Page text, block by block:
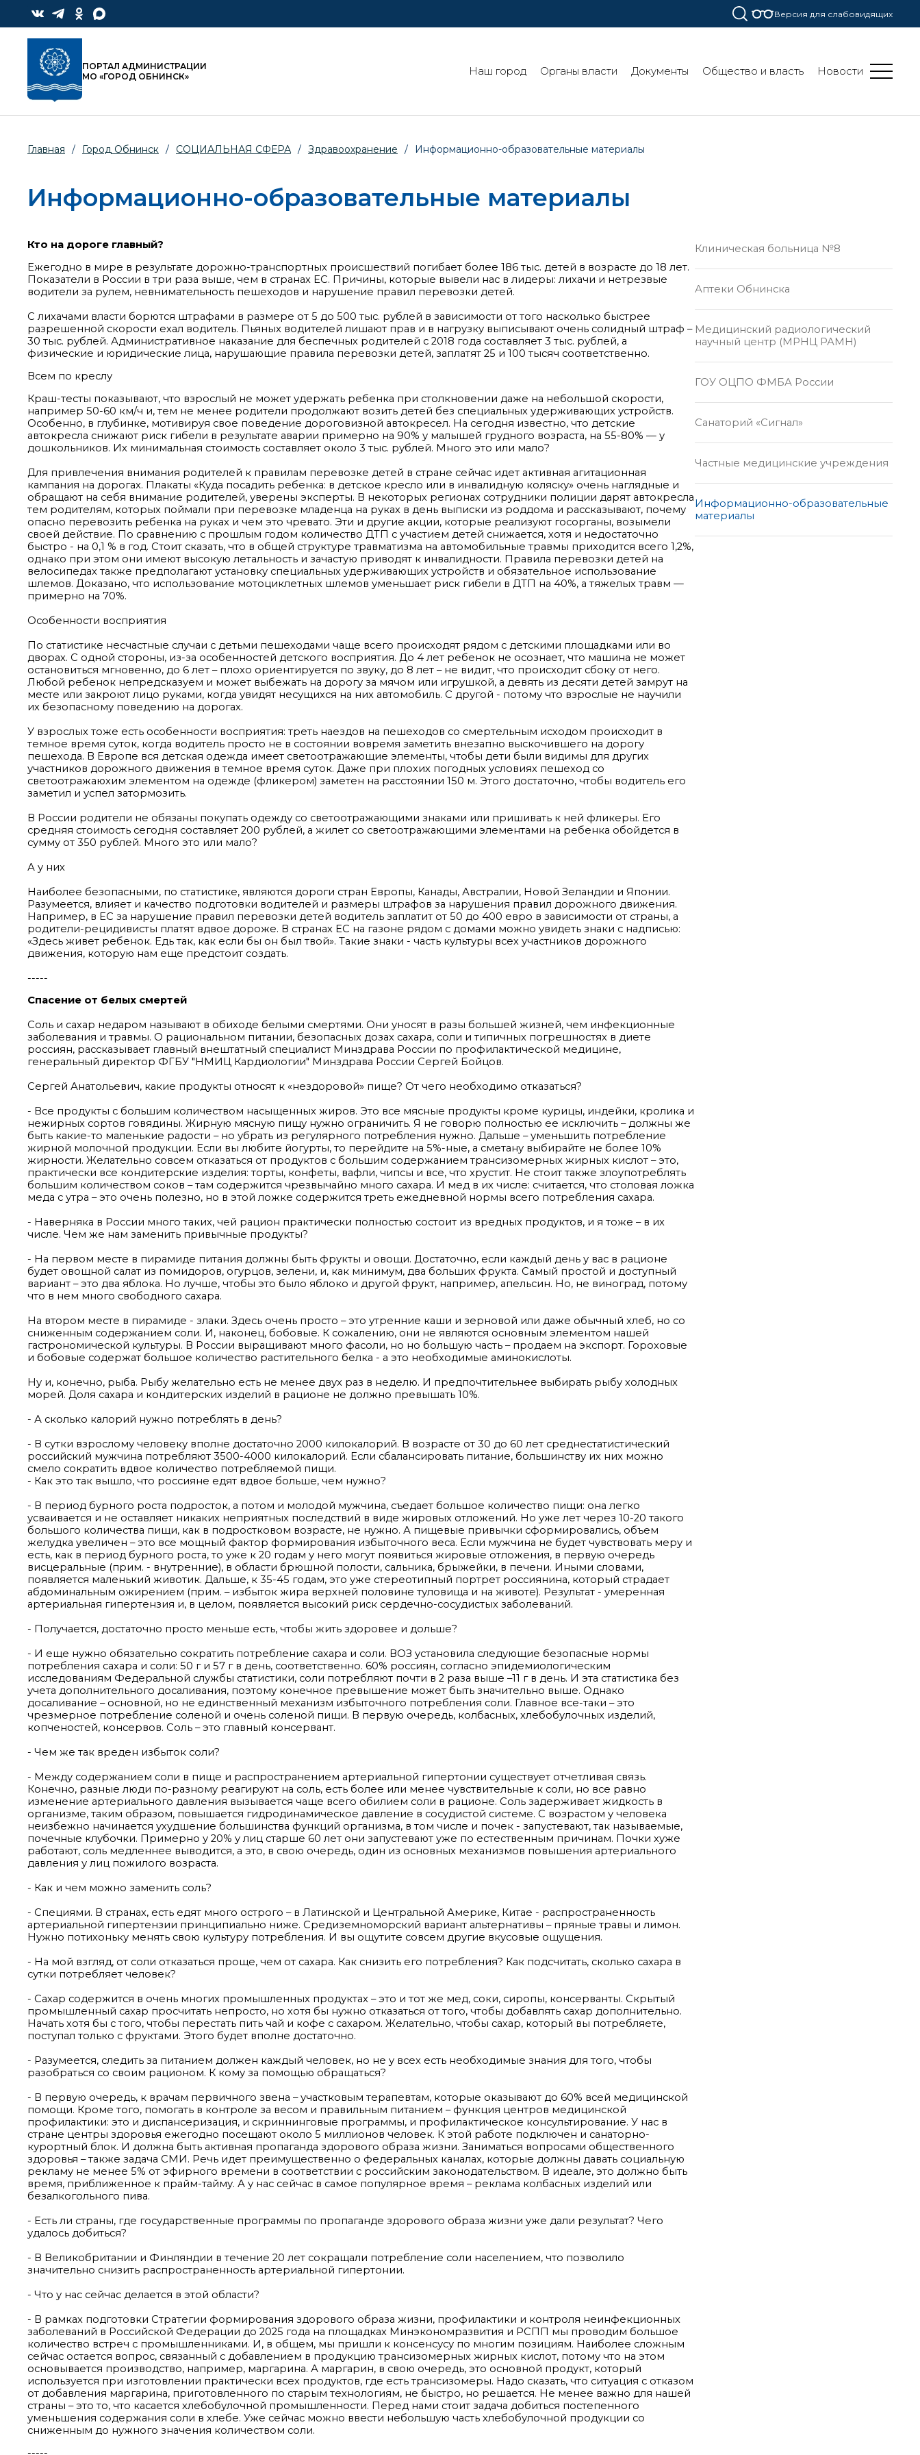
Версия для слабовидящих
ПОРТАЛ АДМИНИСТРАЦИИ
МО «ГОРОД ОБНИНСК»
Наш город Органы власти Документы Общество и власть Новости
Главная / Город Обнинск / СОЦИАЛЬНАЯ СФЕРА / Здравоохранение / Информационно-образовательные материалы
Информационно-образовательные материалы
Кто на дороге главный?
Ежегодно в мире в результате дорожно-транспортных происшествий погибает более 186 тыс. детей в возрасте до 18 лет.
Показатели в России в три раза выше, чем в странах ЕС. Причины, которые вывели нас в лидеры: лихачи и нетрезвые
водители за рулем, невнимательность пешеходов и нарушение правил перевозки детей.
С лихачами власти борются штрафами в размере от 5 до 500 тыс. рублей в зависимости от того насколько быстрее
разрешенной скорости ехал водитель. Пьяных водителей лишают прав и в нагрузку выписывают очень солидный штраф –
30 тыс. рублей. Административное наказание для беспечных родителей с 2018 года составляет 3 тыс. рублей, а
физические и юридические лица, нарушающие правила перевозки детей, заплатят 25 и 100 тысяч соответственно.
Всем по креслу
Краш-тесты показывают, что взрослый не может удержать ребенка при столкновении даже на небольшой скорости,
например 50-60 км/ч и, тем не менее родители продолжают возить детей без специальных удерживающих устройств.
Особенно, в глубинке, мотивируя свое поведение дороговизной автокресел. На сегодня известно, что детские
автокресла снижают риск гибели в результате аварии примерно на 90% у малышей грудного возраста, на 55-80% — у
дошкольников. Их минимальная стоимость составляет около 3 тыс. рублей. Много это или мало?
Для привлечения внимания родителей к правилам перевозке детей в стране сейчас идет активная агитационная
кампания на дорогах. Плакаты «Куда посадить ребенка: в детское кресло или в инвалидную коляску» очень наглядные и
обращают на себя внимание родителей, уверены эксперты. В некоторых регионах сотрудники полиции дарят автокресла
тем родителям, которых поймали при перевозке младенца на руках в день выписки из роддома и рассказывают, почему
опасно перевозить ребенка на руках и чем это чревато. Эти и другие акции, которые реализуют госорганы, возымели
своей действие. По сравнению с прошлым годом количество ДТП с участием детей снижается, хотя и недостаточно
быстро - на 0,1 % в год. Стоит сказать, что в общей структуре травматизма на автомобильные травмы приходится всего 1,2%,
однако при этом они имеют высокую летальность и зачастую приводят к инвалидности. Правила перевозки детей на
велосипедах также предполагают установку специальных удерживающих устройств и обязательное использование
шлемов. Доказано, что использование мотоциклетных шлемов уменьшает риск гибели в ДТП на 40%, а тяжелых травм —
примерно на 70%.
Особенности восприятия
По статистике несчастные случаи с детьми пешеходами чаще всего происходят рядом с детскими площадками или во
дворах. С одной стороны, из-за особенностей детского восприятия. До 4 лет ребенок не осознает, что машина не может
остановиться мгновенно, до 6 лет – плохо ориентируется по звуку, до 8 лет – не видит, что происходит сбоку от него.
Любой ребенок непредсказуем и может выбежать на дорогу за мячом или игрушкой, а девять из десяти детей замрут на
месте или закроют лицо руками, когда увидят несущихся на них автомобиль. С другой - потому что взрослые не научили
их безопасному поведению на дорогах.
У взрослых тоже есть особенности восприятия: треть наездов на пешеходов со смертельным исходом происходит в
темное время суток, когда водитель просто не в состоянии вовремя заметить внезапно выскочившего на дорогу
пешехода. В Европе вся детская одежда имеет светоотражающие элементы, чтобы дети были видимы для других
участников дорожного движения в темное время суток. Даже при плохих погодных условиях пешеход со
светоотражаюхим элементом на одежде (фликером) заметен на расстоянии 150 м. Этого достаточно, чтобы водитель его
заметил и успел затормозить.
В России родители не обязаны покупать одежду со светоотражающими знаками или пришивать к ней фликеры. Его
средняя стоимость сегодня составляет 200 рублей, а жилет со светоотражающими элементами на ребенка обойдется в
сумму от 350 рублей. Много это или мало?
А у них
Наиболее безопасными, по статистике, являются дороги стран Европы, Канады, Австралии, Новой Зеландии и Японии.
Разумеется, влияет и качество подготовки водителей и размеры штрафов за нарушения правил дорожного движения.
Например, в ЕС за нарушение правил перевозки детей водитель заплатит от 50 до 400 евро в зависимости от страны, а
родители-рецидивисты платят вдвое дороже. В странах ЕС на газоне рядом с домами можно увидеть знаки с надписью:
«Здесь живет ребенок. Едь так, как если бы он был твой». Такие знаки - часть культуры всех участников дорожного
движения, которую нам еще предстоит создать.
-----
Спасение от белых смертей
Соль и сахар недаром называют в обиходе белыми смертями. Они уносят в разы большей жизней, чем инфекционные
заболевания и травмы. О рациональном питании, безопасных дозах сахара, соли и типичных погрешностях в диете
россиян, рассказывает главный внештатный специалист Минздрава России по профилактической медицине,
генеральный директор ФГБУ "НМИЦ Кардиологии" Минздрава России Сергей Бойцов.
Cергей Анатольевич, какие продукты относят к «нездоровой» пище? От чего необходимо отказаться?
- Все продукты с большим количеством насыщенных жиров. Это все мясные продукты кроме курицы, индейки, кролика и
нежирных сортов говядины. Жирную мясную пищу нужно ограничить. Я не говорю полностью ее исключить – должны же
быть какие-то маленькие радости – но убрать из регулярного потребления нужно. Дальше – уменьшить потребление
жирной молочной продукции. Если вы любите йогурты, то перейдите на 5%-ные, а сметану выбирайте не более 10%
жирности. Желательно совсем отказаться от продуктов с большим содержанием трансизомерных жирных кислот – это,
практически все кондитерские изделия: торты, конфеты, вафли, чипсы и все, что хрустит. Не стоит также злоупотреблять
большим количеством соков – там содержится чрезвычайно много сахара. И мед в их числе: считается, что столовая ложка
меда с утра – это очень полезно, но в этой ложке содержится треть ежедневной нормы всего потребления сахара.
- Наверняка в России много таких, чей рацион практически полностью состоит из вредных продуктов, и я тоже – в их
числе. Чем же нам заменить привычные продукты?
- На первом месте в пирамиде питания должны быть фрукты и овощи. Достаточно, если каждый день у вас в рационе
будет овощной салат из помидоров, огурцов, зелени, и, как минимум, два больших фрукта. Самый простой и доступный
вариант – это два яблока. Но лучше, чтобы это было яблоко и другой фрукт, например, апельсин. Но, не виноград, потому
что в нем много свободного сахара.
На втором месте в пирамиде - злаки. Здесь очень просто – это утренние каши и зерновой или даже обычный хлеб, но со
сниженным содержанием соли. И, наконец, бобовые. К сожалению, они не являются основным элементом нашей
гастрономической культуры. В России выращивают много фасоли, но но большую часть – продаем на экспорт. Гороховые
и бобовые содержат большое количество растительного белка - а это необходимые аминокислоты.
Ну и, конечно, рыба. Рыбу желательно есть не менее двух раз в неделю. И предпочтительнее выбирать рыбу холодных
морей. Доля сахара и кондитерских изделий в рационе не должно превышать 10%.
- А сколько калорий нужно потреблять в день?
- В сутки взрослому человеку вполне достаточно 2000 килокалорий. В возрасте от 30 до 60 лет среднестатистический
российский мужчина потребляют 3500-4000 килокалорий. Если сбалансировать питание, большинству их них можно
смело сократить вдвое количество потребляемой пищи.
- Как это так вышло, что россияне едят вдвое больше, чем нужно?
- В период бурного роста подросток, а потом и молодой мужчина, съедает большое количество пищи: она легко
усваивается и не оставляет никаких неприятных последствий в виде жировых отложений. Но уже лет через 10-20 такого
большого количества пищи, как в подростковом возрасте, не нужно. А пищевые привычки сформировались, объем
желудка увеличен – это все мощный фактор формирования избыточного веса. Если мужчина не будет чувствовать меру и
есть, как в период бурного роста, то уже к 20 годам у него могут появиться жировые отложения, в первую очередь
висцеральные (прим. - внутренние), в области брюшной полости, сальника, брыжейки, в печени. Иными словами,
появляется маленький животик. Дальше, к 35-45 годам, это уже стереотипный портрет россиянина, который страдает
абдоминальным ожирением (прим. – избыток жира верхней половине туловища и на животе). Результат - умеренная
артериальная гипертензия и, в целом, появляется высокий риск сердечно-сосудистых заболеваний.
- Получается, достаточно просто меньше есть, чтобы жить здоровее и дольше?
- И еще нужно обязательно сократить потребление сахара и соли. ВОЗ установила следующие безопасные нормы
потребления сахара и соли: 50 г и 57 г в день, соответственно. 60% россиян, согласно эпидемиологическим
исследованиям Федеральной службы статистики, соли потребляют почти в 2 раза выше –11 г в день. И эта статистика без
учета дополнительного досаливания, поэтому конечное превышение может быть значительно выше. Однако
досаливание – основной, но не единственный механизм избыточного потребления соли. Главное все-таки – это
чрезмерное потребление соленой и очень соленой пищи. В первую очередь, колбасных, хлебобулочных изделий,
копченостей, консервов. Соль – это главный консервант.
- Чем же так вреден избыток соли?
- Между содержанием соли в пище и распространением артериальной гипертонии существует отчетливая связь.
Конечно, разные люди по-разному реагируют на соль, есть более или менее чувствительные к соли, но все равно
изменение артериального давления вызывается чаще всего обилием соли в рационе. Соль задерживает жидкость в
организме, таким образом, повышается гидродинамическое давление в сосудистой системе. С возрастом у человека
неизбежно начинается ухудшение большинства функций организма, в том числе и почек - запустевают, так называемые,
почечные клубочки. Примерно у 20% у лиц старше 60 лет они запустевают уже по естественным причинам. Почки хуже
работают, соль медленнее выводится, а это, в свою очередь, один из основных механизмов повышения артериального
давления у лиц пожилого возраста.
- Как и чем можно заменить соль?
- Специями. В странах, есть едят много острого – в Латинской и Центральной Америке, Китае - распространенность
артериальной гипертензии принципиально ниже. Средиземноморский вариант альтернативы – пряные травы и лимон.
Нужно потихоньку менять свою культуру потребления. И вы ощутите совсем другие вкусовые ощущения.
- На мой взгляд, от соли отказаться проще, чем от сахара. Как снизить его потребления? Как подсчитать, сколько сахара в
сутки потребляет человек?
- Сахар содержится в очень многих промышленных продуктах – это и тот же мед, соки, сиропы, консерванты. Скрытый
промышленный сахар просчитать непросто, но хотя бы нужно отказаться от того, чтобы добавлять сахар дополнительно.
Начать хотя бы с того, чтобы перестать пить чай и кофе с сахаром. Желательно, чтобы сахар, который вы потребляете,
поступал только с фруктами. Этого будет вполне достаточно.
- Разумеется, следить за питанием должен каждый человек, но не у всех есть необходимые знания для того, чтобы
разобраться со своим рационом. К кому за помощью обращаться?
- В первую очередь, к врачам первичного звена – участковым терапевтам, которые оказывают до 60% всей медицинской
помощи. Кроме того, помогать в контроле за весом и правильным питанием – функция центров медицинской
профилактики: это и диспансеризация, и скриннинговые программы, и профилактическое консультирование. У нас в
стране центры здоровья ежегодно посещают около 5 миллионов человек. К этой работе подключен и санаторно-
курортный блок. И должна быть активная пропаганда здорового образа жизни. Заниматься вопросами общественного
здоровья – также задача СМИ. Речь идет преимущественно о федеральных каналах, которые должны давать социальную
рекламу не менее 5% от эфирного времени в соответствии с российским законодательством. В идеале, это должно быть
время, приближенное к прайм-тайму. А у нас сейчас в самое популярное время – реклама колбасных изделий или
безалкогольного пива.
- Есть ли страны, где государственные программы по пропаганде здорового образа жизни уже дали результат? Чего
удалось добиться?
- В Великобритании и Финляндии в течение 20 лет сокращали потребление соли населением, что позволило
значительно снизить распространенность артериальной гипертонии.
- Что у нас сейчас делается в этой области?
- В рамках подготовки Стратегии формирования здорового образа жизни, профилактики и контроля неинфекционных
заболеваний в Российской Федерации до 2025 года на площадках Минэкономразвития и РСПП мы проводим большое
количество встреч с промышленниками. И, в общем, мы пришли к консенсусу по многим позициям. Наиболее сложным
сейчас остается вопрос, связанный с добавлением в продукцию трансизомерных жирных кислот, потому что на этом
основывается производство, например, маргарина. А маргарин, в свою очередь, это основной продукт, который
используется при изготовлении практически всех продуктов, где есть трансизомеры. Надо сказать, что ситуация с отказом
от добавления маргарина, приготовленного по старым технологиям, не быстро, но решается. Не менее важно для нашей
страны – это то, что касается хлебобулочной промышленности. Перед нами стоит задача добиться постепенного
уменьшения содержания соли в хлебе. Уже сейчас можно ввести небольшую часть хлебобулочной продукции со
сниженным до нужного значения количеством соли.
Клиническая больница №8
Аптеки Обнинска
Медицинский радиологический
научный центр (МРНЦ РАМН)
ГОУ ОЦПО ФМБА России
Санаторий «Сигнал»
Частные медицинские учреждения
Информационно-образовательные
материалы